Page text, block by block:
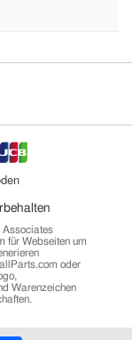
Associates
für Webseiten um
oder
Warenzeichen